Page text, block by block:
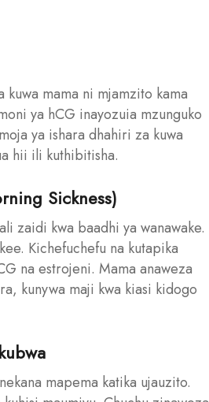
mama ni mjamzito kama
ya hCG inayozuia mzunguko
ya ishara dhahiri za kuwa
hii ili kuthibitisha.
Sickness)
zaidi kwa baadhi ya wanawake.
Kichefuchefu na kutapika
na estrojeni. Mama anaweza
kunywa maji kwa kiasi kidogo
mapema katika ujauzito.